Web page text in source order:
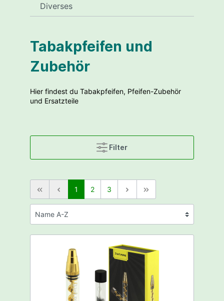
Diverses
Tabakpfeifen und
Zubehör
Hier findest du Tabakpfeifen, Pfeifen-Zubehör
und Ersatzteile
Filter
1 2 3